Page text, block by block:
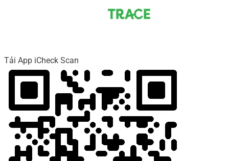
Tải App iCheck Scan